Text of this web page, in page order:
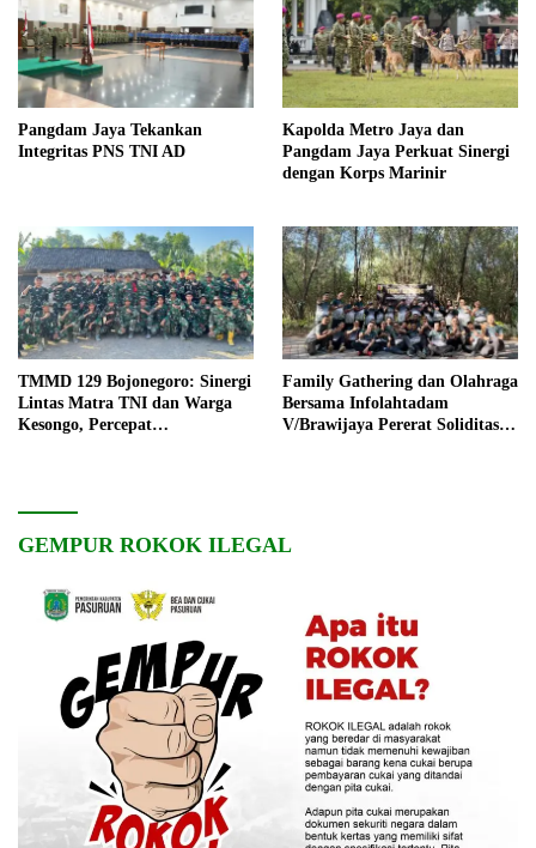
Pangdam Jaya Tekankan
Integritas PNS TNI AD
Kapolda Metro Jaya dan
Pangdam Jaya Perkuat Sinergi
dengan Korps Marinir
TMMD 129 Bojonegoro: Sinergi
Lintas Matra TNI dan Warga
Kesongo, Percepat
Family Gathering dan Olahraga
Bersama Infolahtadam
V/Brawijaya Pererat Soliditas
GEMPUR ROKOK ILEGAL